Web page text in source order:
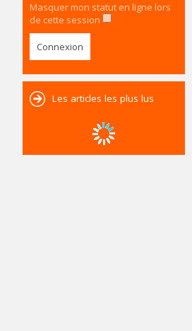
Masquer mon statut en ligne lors
de cette session
Les articles les plus lus